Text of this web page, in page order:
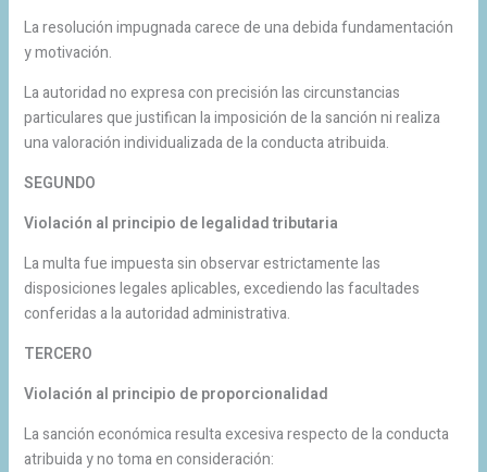
La resolución impugnada carece de una debida fundamentación
y motivación.
La autoridad no expresa con precisión las circunstancias
particulares que justifican la imposición de la sanción ni realiza
una valoración individualizada de la conducta atribuida.
SEGUNDO
Violación al principio de legalidad tributaria
La multa fue impuesta sin observar estrictamente las
disposiciones legales aplicables, excediendo las facultades
conferidas a la autoridad administrativa.
TERCERO
Violación al principio de proporcionalidad
La sanción económica resulta excesiva respecto de la conducta
atribuida y no toma en consideración: